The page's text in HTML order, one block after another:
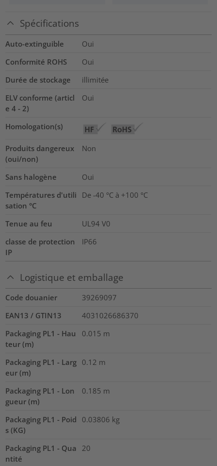
Spécifications
Auto-extinguible
Oui
Conformité ROHS
Oui
Durée de stockage
illimitée
ELV conforme (articl
e 4 - 2)
Oui
Homologation(s)
Produits dangereux
(oui/non)
Non
Sans halogène
Oui
Températures d'utili
sation °C
De -40 °C à +100 °C
Tenue au feu
UL94 V0
classe de protection
IP
IP66
Logistique et emballage
Code douanier
39269097
EAN13 / GTIN13
4031026686370
Packaging PL1 - Hau
teur (m)
0.015 m
Packaging PL1 - Larg
eur (m)
0.12 m
Packaging PL1 - Lon
gueur (m)
0.185 m
Packaging PL1 - Poid
s (KG)
0.03806 kg
Packaging PL1 - Qua
ntité
20